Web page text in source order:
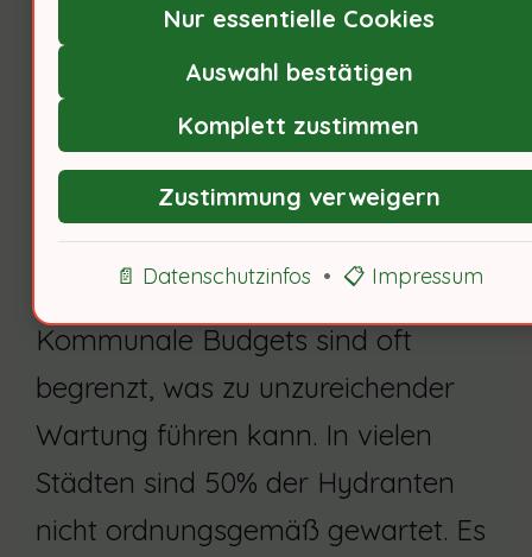
Hydrantenwartung
Kommunale Budgets sind oft
begrenzt, was zu unzureichender
Wartung führen kann. In vielen
Städten sind 50% der Hydranten
nicht ordnungsgemäß gewartet. Es
Nur essentielle Cookies
Auswahl bestätigen
Komplett zustimmen
Zustimmung verweigern
📄 Datenschutzinfos • 📋 Impressum